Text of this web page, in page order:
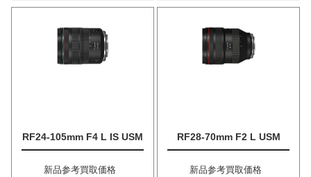
RF24-105mm F4 L IS USM
新品参考買取価格
RF28-70mm F2 L USM
新品参考買取価格